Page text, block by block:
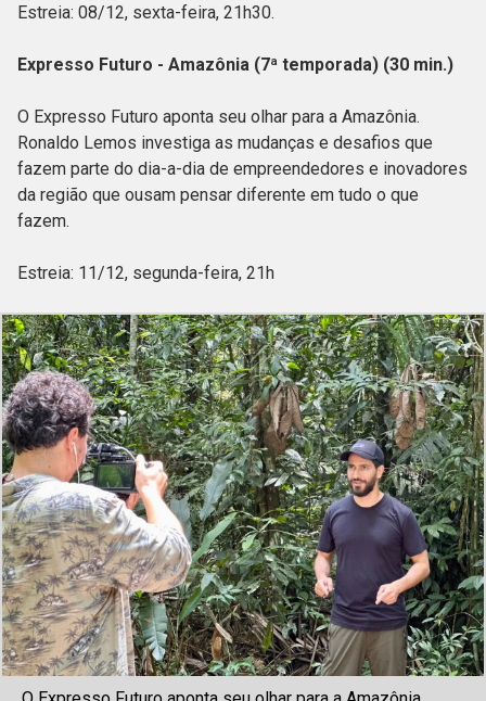
Estreia: 08/12, sexta-feira, 21h30.
Expresso Futuro - Amazônia (7ª temporada) (30 min.)
O Expresso Futuro aponta seu olhar para a Amazônia.
Ronaldo Lemos investiga as mudanças e desafios que
fazem parte do dia-a-dia de empreendedores e inovadores
da região que ousam pensar diferente em tudo o que
fazem.
Estreia: 11/12, segunda-feira, 21h